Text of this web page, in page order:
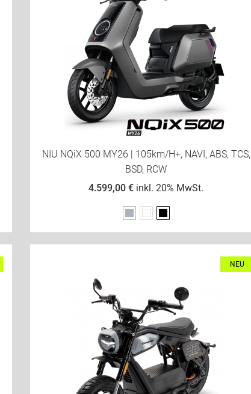
NIU NQiX 500 MY26 | 105km/h+, NAVI, ABS, TCS,
BSD, RCW
4.599,00 € inkl. 20% MwSt.
GrauWeißSchwarz
NEU